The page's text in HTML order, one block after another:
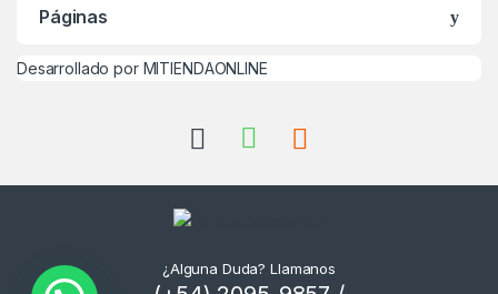
Páginas
Desarrollado por MITIENDAONLINE
¿Alguna Duda? Llamanos